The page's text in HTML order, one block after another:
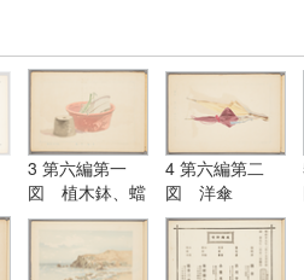
3 第六編第一
図 植木鉢、蟷
螂
4 第六編第二
図 洋傘